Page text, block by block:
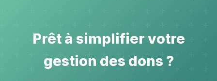
Prêt à simplifier votre
gestion des dons ?